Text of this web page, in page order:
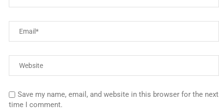
Save my name, email, and website in this browser for the next
time I comment.